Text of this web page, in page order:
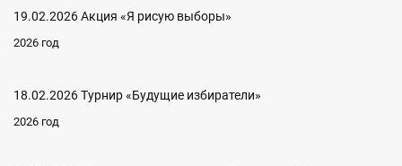
19.02.2026 Акция «Я рисую выборы»
2026 год
18.02.2026 Турнир «Будущие избиратели»
2026 год